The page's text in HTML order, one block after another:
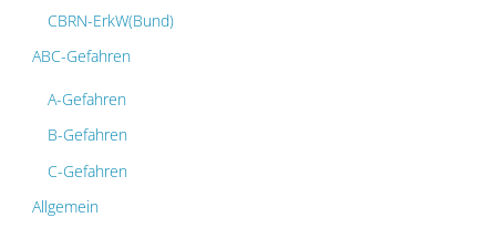
CBRN-ErkW(Bund)
ABC-Gefahren
A-Gefahren
B-Gefahren
C-Gefahren
Allgemein